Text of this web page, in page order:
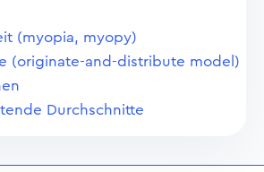
(myopia, myopy)
(originate-and-distribute model)
Durchschnitte